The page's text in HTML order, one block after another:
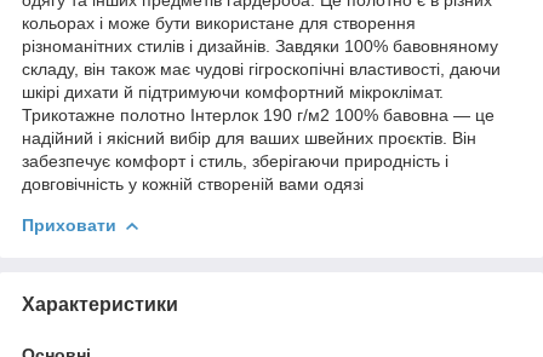
кольорах і може бути використане для створення
різноманітних стилів і дизайнів. Завдяки 100% бавовняному
складу, він також має чудові гігроскопічні властивості, даючи
шкірі дихати й підтримуючи комфортний мікроклімат.
Трикотажне полотно Інтерлок 190 г/м2 100% бавовна — це
надійний і якісний вибір для ваших швейних проєктів. Він
забезпечує комфорт і стиль, зберігаючи природність і
довговічність у кожній створеній вами одязі
Приховати
Характеристики